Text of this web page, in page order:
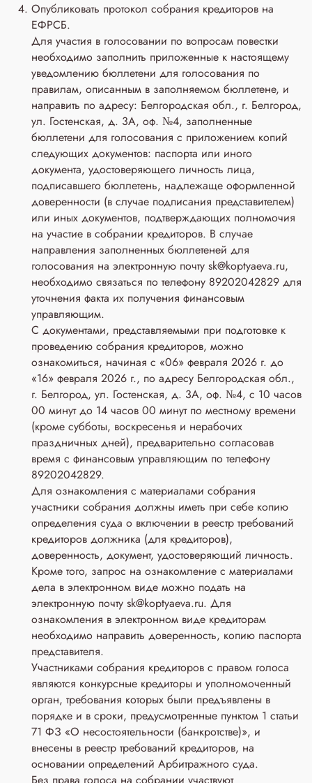
Опубликовать протокол собрания кредиторов на
ЕФРСБ.
Для участия в голосовании по вопросам повестки
необходимо заполнить приложенные к настоящему
уведомлению бюллетени для голосования по
правилам, описанным в заполняемом бюллетене, и
направить по адресу: Белгородская обл., г. Белгород,
ул. Гостенская, д. 3A, оф. №4, заполненные
бюллетени для голосования с приложением копий
следующих документов: паспорта или иного
документа, удостоверяющего личность лица,
подписавшего бюллетень, надлежаще оформленной
доверенности (в случае подписания представителем)
или иных документов, подтверждающих полномочия
на участие в собрании кредиторов. В случае
направления заполненных бюллетеней для
голосования на электронную почту sk@koptyaeva.ru,
необходимо связаться по телефону 89202042829 для
уточнения факта их получения финансовым
управляющим.
С документами, представляемыми при подготовке к
проведению собрания кредиторов, можно
ознакомиться, начиная с «06» февраля 2026 г. до
«16» февраля 2026 г., по адресу Белгородская обл.,
г. Белгород, ул. Гостенская, д. 3A, оф. №4, с 10 часов
00 минут до 14 часов 00 минут по местному времени
(кроме субботы, воскресенья и нерабочих
праздничных дней), предварительно согласовав
время с финансовым управляющим по телефону
89202042829.
Для ознакомления с материалами собрания
участники собрания должны иметь при себе копию
определения суда о включении в реестр требований
кредиторов должника (для кредиторов),
доверенность, документ, удостоверяющий личность.
Кроме того, запрос на ознакомление с материалами
дела в электронном виде можно подать на
электронную почту sk@koptyaeva.ru. Для
ознакомления в электронном виде кредиторам
необходимо направить доверенность, копию паспорта
представителя.
Участниками собрания кредиторов с правом голоса
являются конкурсные кредиторы и уполномоченный
орган, требования которых были предъявлены в
порядке и в сроки, предусмотренные пунктом 1 статьи
71 ФЗ «О несостоятельности (банкротстве)», и
внесены в реестр требований кредиторов, на
основании определений Арбитражного суда.